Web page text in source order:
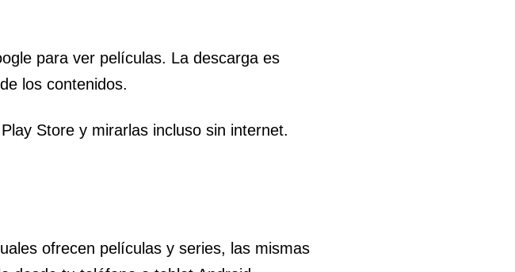
para ver películas. La descarga es
los contenidos.
Store y mirarlas incluso sin internet.
ofrecen películas y series, las mismas